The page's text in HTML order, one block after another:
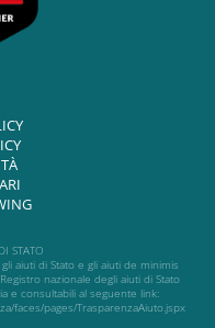
STATO
aiuti di Stato e gli aiuti de minimis
nazionale degli aiuti di Stato
e consultabili al seguente link:
faces/pages/TrasparenzaAiuto.jspx